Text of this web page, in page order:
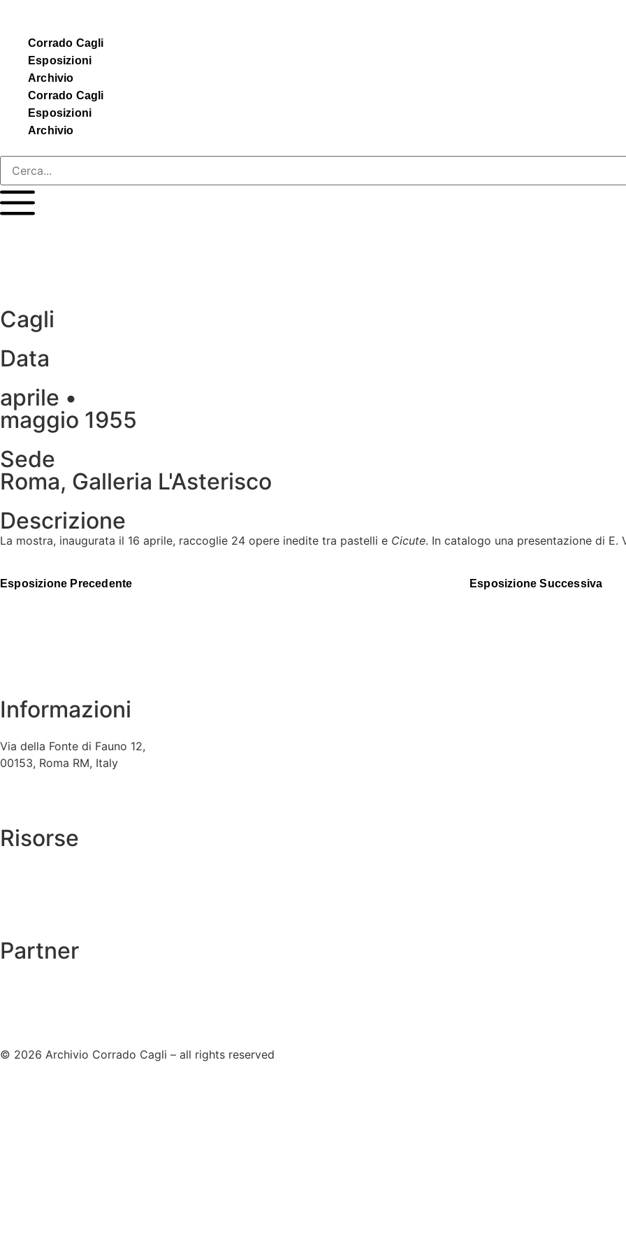
Corrado Cagli
Esposizioni
Archivio
Corrado Cagli
Esposizioni
Archivio
Cagli
Data
aprile •
maggio 1955
Sede
Roma, Galleria L'Asterisco
Descrizione
La mostra, inaugurata il 16 aprile, raccoglie 24 opere inedite tra pastelli e Cicute. In catalogo una presentazione di E.
Esposizione Precedente Esposizione Successiva
Informazioni
Via della Fonte di Fauno 12,
00153, Roma RM, Italy
Risorse
Partner
© 2026 Archivio Corrado Cagli – all rights reserved